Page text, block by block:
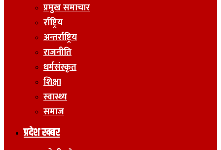
प्रमुख समाचार
र्राष्ट्रिय
अन्तर्राष्ट्रिय
राजनीति
धर्मसंस्कृत
शिक्षा
स्वास्थ्य
समाज
प्रदेश खबर